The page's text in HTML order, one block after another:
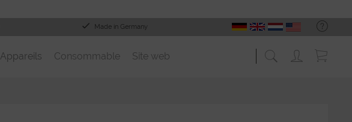
Made in Germany
Appareils Consommable Site web